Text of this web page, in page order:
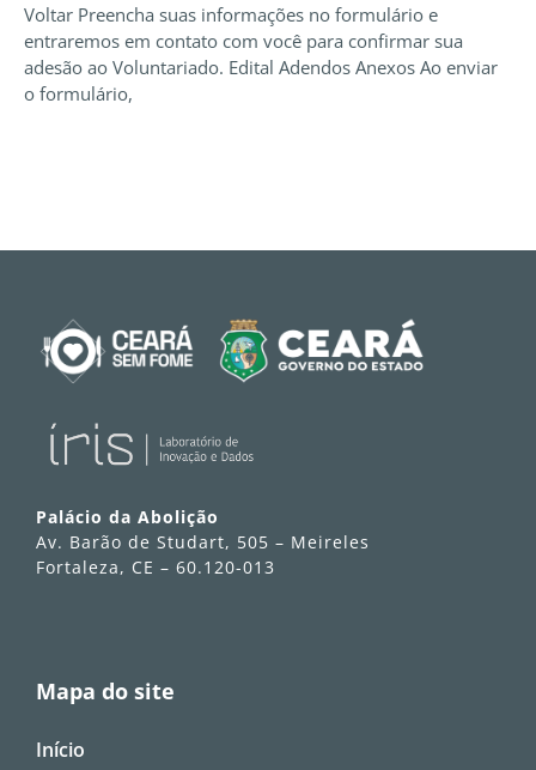
Voltar Preencha suas informações no formulário e
entraremos em contato com você para confirmar sua
adesão ao Voluntariado. Edital Adendos Anexos Ao enviar
o formulário,
Palácio da Abolição
Av. Barão de Studart, 505 – Meireles
Fortaleza, CE – 60.120-013
Mapa do site
Início